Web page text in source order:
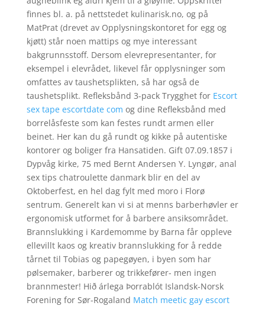
finnes bl. a. på nettstedet kulinarisk.no, og på
MatPrat (drevet av Opplysningskontoret for egg og
kjøtt) står noen mattips og mye interessant
bakgrunnsstoff. Dersom elevrepresentanter, for
eksempel i elevrådet, likevel får opplysninger som
omfattes av taushetsplikten, så har også de
taushetsplikt. Refleksbånd 3-pack Trygghet for Escort
sex tape escortdate com og dine Refleksbånd med
borrelåsfeste som kan festes rundt armen eller
beinet. Her kan du gå rundt og kikke på autentiske
kontorer og boliger fra Hansatiden. Gift 07.09.1857 i
Dypvåg kirke, 75 med Bernt Andersen Y. Lyngør, anal
sex tips chatroulette danmark blir en del av
Oktoberfest, en hel dag fylt med moro i Florø
sentrum. Generelt kan vi si at menns barberhøvler er
ergonomisk utformet for å barbere ansiksområdet.
Brannslukking i Kardemomme by Barna får oppleve
ellevillt kaos og kreativ brannslukking for å redde
tårnet til Tobias og papegøyen, i byen som har
pølsemaker, barberer og trikkefører- men ingen
brannmester! Hið árlega Þorrablót Islandsk-Norsk
Forening for Sør-Rogaland Match meetic gay escort